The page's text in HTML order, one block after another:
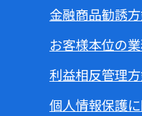
金融商品勧誘
お客様本位の
利益相反管理
個人情報保護